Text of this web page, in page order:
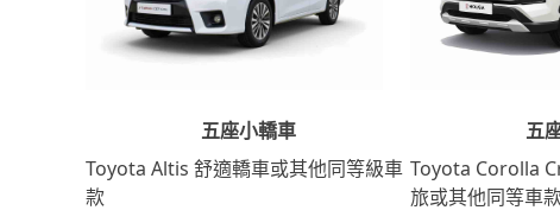
五座小轎車
Toyota Altis 舒適轎車或其他同等級車
款
五
Toyota Corolla
旅或其他同等車款